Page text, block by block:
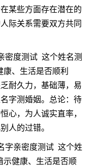
某些方面存在潜在的
际关系需要双方共同
密度测试 这个姓名测
、生活是否顺利
耐久力，基础薄，易
字测婚姻。总论：待
心，为人诚实直率，
人的过错。
字亲密度测试 这个姓
示健康、生活是否顺